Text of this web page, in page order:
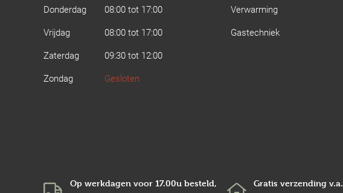
Donderdag
08:00 tot 17:00
Vrijdag
08:00 tot 17:00
Zaterdag
09:30 tot 12:00
Zondag
Gesloten
Verwarming
Gastechniek
Op werkdagen voor 17.00u besteld,
Gratis verzending v.a.